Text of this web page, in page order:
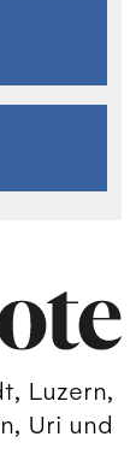
Luzern,
Uri und